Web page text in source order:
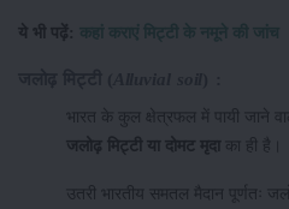
ये भी पढ़ें: कहां कराएं मिट्टी के नमूने की जांच
भारत के कुल क्षेत्रफल में पायी जाने
जलोढ़ मिट्टी या दोमट मृदा का ही है।
उतरी भारतीय समतल मैदान पूर्णतः